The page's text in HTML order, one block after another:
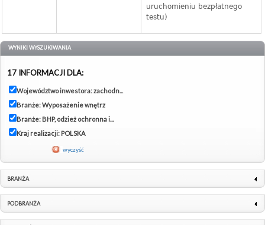
uruchomieniu bezpłatnego
testu)
WYNIKI WYSZUKIWANIA
17 INFORMACJI DLA:
Województwo inwestora: zachodn...
Branże: Wyposażenie wnętrz
Branże: BHP, odzież ochronna i...
Kraj realizacji: POLSKA
wyczyść
BRANŻA
PODBRANŻA